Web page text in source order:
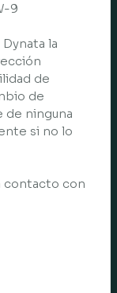
9
la
de
de
de ninguna
si no lo
contacto con